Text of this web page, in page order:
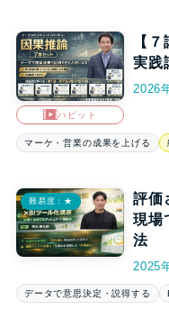
ハビット
【
実践
2026
マーケ・営業の成果を上げる
難易度：★
評価
現場
法
2025
データで意思決定・説得する